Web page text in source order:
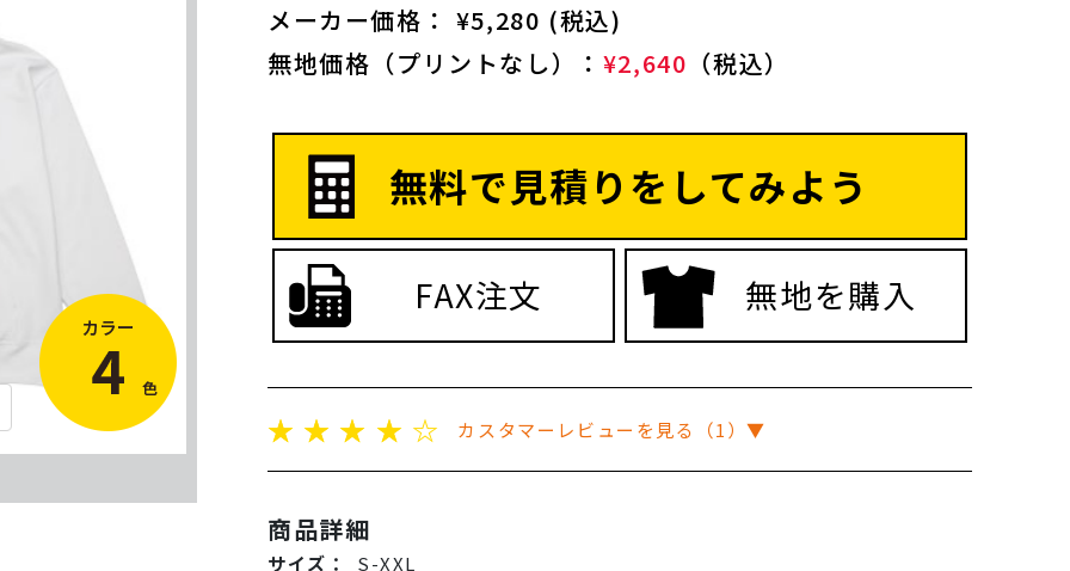
メーカー価格： ¥5,280 (税込)
無地価格（プリントなし）： ¥2,640 （税込）
無料で見積りをしてみよう
FAX注文 無地を購入
☆ ☆ ☆ ☆ ☆ カスタマーレビューを見る（1）▼
商品詳細
サイズ：
S-XXL